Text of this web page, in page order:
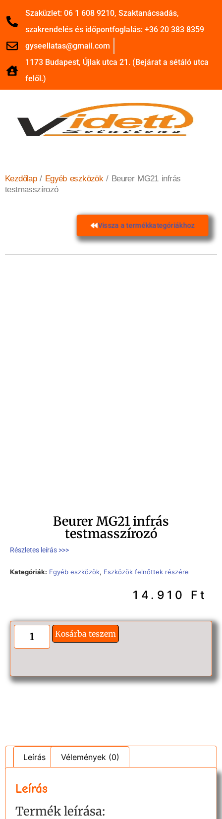
Szaküzlet: 06 1 608 9210, Szaktanácsadás,
szakrendelés és időpontfoglalás: +36 20 383 8359
gyseellatas@gmail.com
1173 Budapest, Újlak utca 21. (Bejárat a sétáló utca
felől.)
Kezdőlap/ Egyéb eszközök/ Beurer MG21 infrás
testmasszírozó
Vissza a termékkategóriákhoz
Beurer MG21 infrás
testmasszírozó
Részletes leírás >>>
Kategóriák: Egyéb eszközök, Eszközök felnőttek részére
14.910 Ft
Kosárba teszem
Leírás Vélemények (0)
Leírás
Termék leírása: